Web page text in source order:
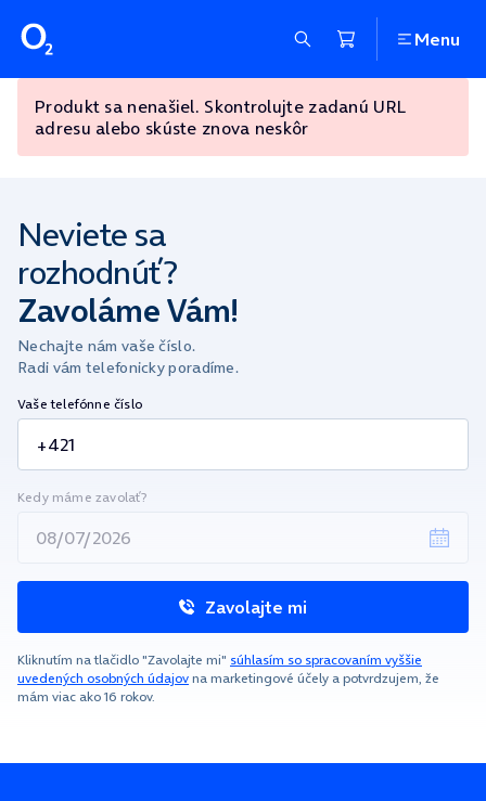
Menu
Produkt sa nenašiel. Skontrolujte zadanú URL
adresu alebo skúste znova neskôr
Neviete sa
rozhodnúť?
Zavoláme Vám!
Nechajte nám vaše číslo.
Radi vám telefonicky poradíme.
Vaše telefónne číslo
Kedy máme zavolať?
Zavolajte mi
Kliknutím na tlačidlo "Zavolajte mi" súhlasím so spracovaním vyššie
uvedených osobných údajovna marketingové účely a potvrdzujem, že
mám viac ako 16 rokov.